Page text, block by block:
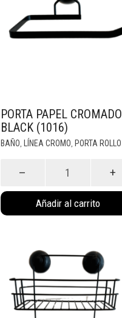
PORTA PAPEL CROMADO
BLACK (1016)
BAÑO, LÍNEA CROMO, PORTA ROLLO
black
cantidad
Añadir al carrito